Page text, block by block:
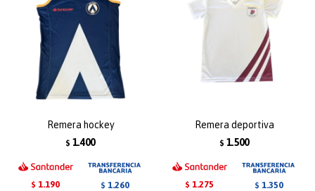
Remera hockey
$ 1.400
$ 1.190 $ 1.260
Remera deportiva
$ 1.500
$ 1.275 $ 1.350